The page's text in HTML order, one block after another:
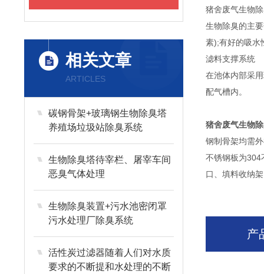
相关文章
ARTICLES
碳钢骨架+玻璃钢生物除臭塔
养殖场垃圾站除臭系统
生物除臭塔待宰栏、屠宰车间
恶臭气体处理
生物除臭装置+污水池密闭罩
污水处理厂除臭系统
活性炭过滤器随着人们对水质
要求的不断提和水处理的不断
猪舍废气生物
生物除臭的主
素);有好的吸水
滤料支撑系统
在池体内部采
配气槽内。
猪舍废气生物
钢制骨架均需
不锈钢板为304
口、填料收纳
产